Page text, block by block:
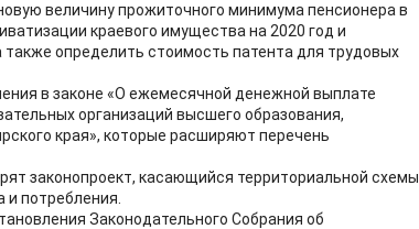
величину прожиточного минимума пенсионера в
краевого имущества на 2020 год и
определить стоимость патента для трудовых
в законе «О ежемесячной денежной выплате
организаций высшего образования,
края», которые расширяют перечень
законопроект, касающийся территориальной схемы
потребления.
Законодательного Собрания об